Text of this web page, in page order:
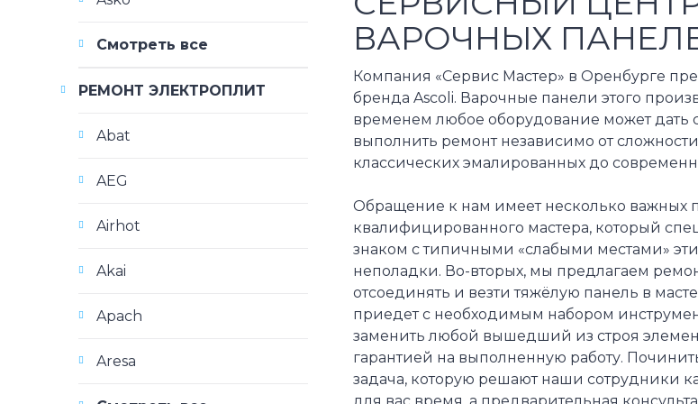
ВАРОЧНЫХ
Компания «Сервис Мастер» в Оренбурге
бренда Ascoli. Варочные панели этого
временем любое оборудование может дать
выполнить ремонт независимо от
классических эмалированных до
Обращение к нам имеет несколько важных
квалифицированного мастера, который
знаком с типичными «слабыми местами»
неполадки. Во-вторых, мы предлагаем
отсоединять и везти тяжёлую панель в
приедет с необходимым набором
заменить любой вышедший из строя
гарантией на выполненную работу.
задача, которую решают наши сотрудники
для вас время, а предварительная
Смотреть все
РЕМОНТ ЭЛЕКТРОПЛИТ
Abat
AEG
Airhot
Akai
Apach
Aresa